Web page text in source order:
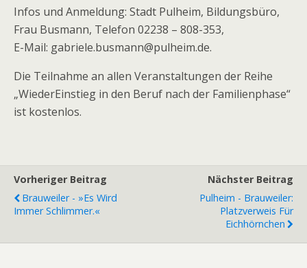
Infos und Anmeldung: Stadt Pulheim, Bildungsbüro,
Frau Busmann, Telefon 02238 – 808-353,
E-Mail: gabriele.busmann@pulheim.de.
Die Teilnahme an allen Veranstaltungen der Reihe
„WiederEinstieg in den Beruf nach der Familienphase“
ist kostenlos.
Vorheriger Beitrag
Brauweiler - »Es Wird
Immer Schlimmer.«
Nächster Beitrag
Pulheim - Brauweiler:
Platzverweis Für
Eichhörnchen